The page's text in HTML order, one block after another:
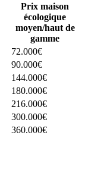
Prix maison
écologique
moyen/haut de
gamme
72.000€
90.000€
144.000€
180.000€
216.000€
300.000€
360.000€